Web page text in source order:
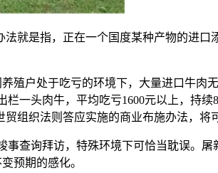
是指，正在一个国度某种产物的进口
户处于吃亏的环境下，大量进口牛肉
一头肉牛，平均吃亏1600元以上，持
组织法则答应实施的商业布施办法，将
查询拜访，特殊环境下可恰当耽误。
预期的感化。